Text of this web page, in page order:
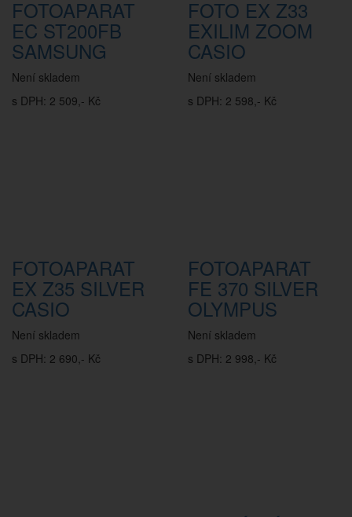
FOTOAPARAT
EC ST200FB
SAMSUNG
Není skladem
s DPH: 2 509,- Kč
FOTO EX Z33
EXILIM ZOOM
CASIO
Není skladem
s DPH: 2 598,- Kč
FOTOAPARAT
EX Z35 SILVER
CASIO
Není skladem
s DPH: 2 690,- Kč
FOTOAPARAT
FE 370 SILVER
OLYMPUS
Není skladem
s DPH: 2 998,- Kč